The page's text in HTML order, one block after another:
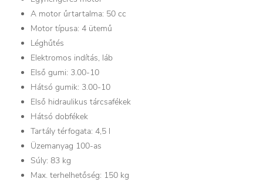
A motor űrtartalma: 50 cc
Motor típusa: 4 ütemű
Léghűtés
Elektromos indítás, láb
Első gumi: 3.00-10
Hátsó gumik: 3.00-10
Első hidraulikus tárcsafékek
Hátsó dobfékek
Tartály térfogata: 4,5 l
Üzemanyag 100-as
Súly: 83 kg
Max. terhelhetőség: 150 kg